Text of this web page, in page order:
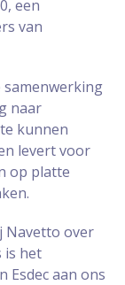
een
van
samenwerking
naar
kunnen
levert voor
op platte
Navetto over
is het
Esdec aan ons